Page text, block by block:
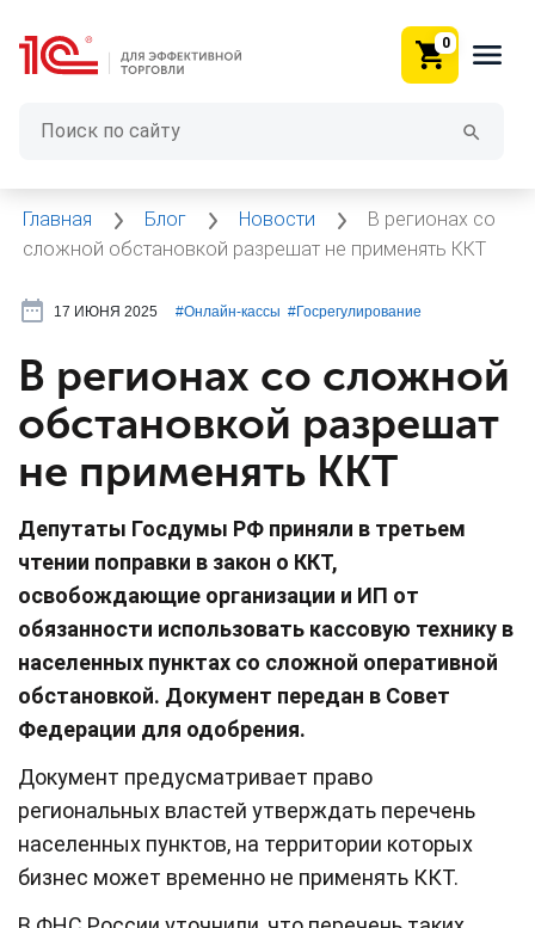
0
Главная Блог Новости
В регионах со
сложной обстановкой разрешат не применять ККТ
17 ИЮНЯ 2025 #⁣Онлайн-кассы #⁣Госрегулирование
В регионах со сложной
обстановкой разрешат
не применять ККТ
Депутаты Госдумы РФ приняли в третьем
чтении поправки в закон о ККТ,
освобождающие организации и ИП от
обязанности использовать кассовую технику в
населенных пунктах со сложной оперативной
обстановкой. Документ передан в Совет
Федерации для одобрения.
Документ предусматривает право
региональных властей утверждать перечень
населенных пунктов, на территории которых
бизнес может временно не применять ККТ.